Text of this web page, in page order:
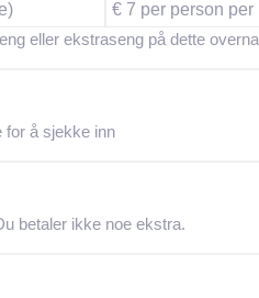
€ 7 per person per
eller ekstraseng på dette
for å sjekke inn
betaler ikke noe ekstra.